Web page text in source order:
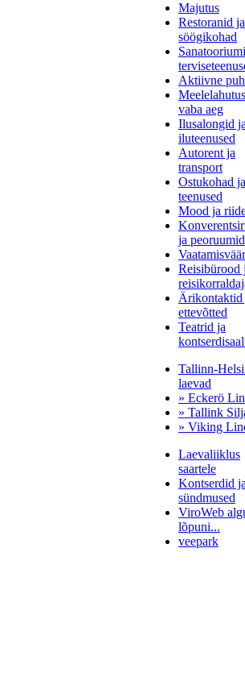
Majutus
Restoranid ja
söögikohad
Aktiivne
vaba aeg
Ilusalongid ja
iluteenused
Autorent ja
transport
Ostukohad ja
teenused
Mood ja
ja peoruumid
Reisibürood
Ärikontaktid
ettevõtted
Teatrid ja
Tallinn-
laevad
» Eckerö
» Tallink
» Viking
Laevaliiklus
saartele
Kontserdid ja
sündmused
ViroWeb
lõpuni...
veepark